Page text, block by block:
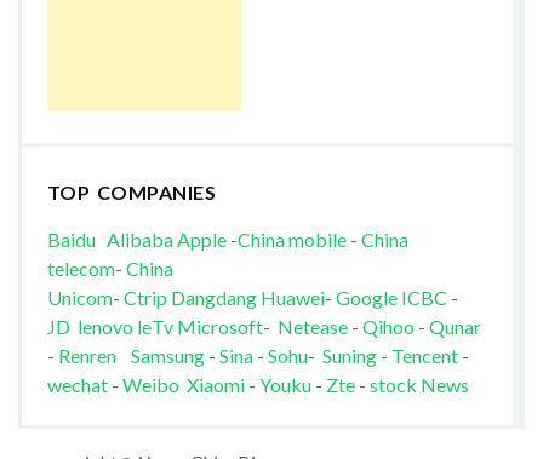
TOP COMPANIES
Baidu AlibabaApple-China mobile- China
telecom- China
Unicom- Ctrip Dangdang Huawei- Google ICBC -
JD lenovo leTv Microsoft- Netease- Qihoo - Qunar
- Renren Samsung- Sina- Sohu- Suning- Tencent-
wechat - Weibo Xiaomi- Youku - Zte- stock News